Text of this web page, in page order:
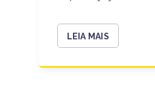
LEIA MAIS